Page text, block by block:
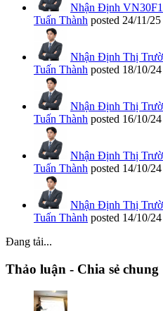
Nhận Định
Tuấn Thành posted 24/11/25
Nhận Định Thị
Tuấn Thành posted 18/10/24
Nhận Định Thị
Tuấn Thành posted 16/10/24
Nhận Định Thị
Tuấn Thành posted 14/10/24
Nhận Định Thị
Tuấn Thành posted 14/10/24
Đang tải...
Thảo luận - Chia sẻ chung